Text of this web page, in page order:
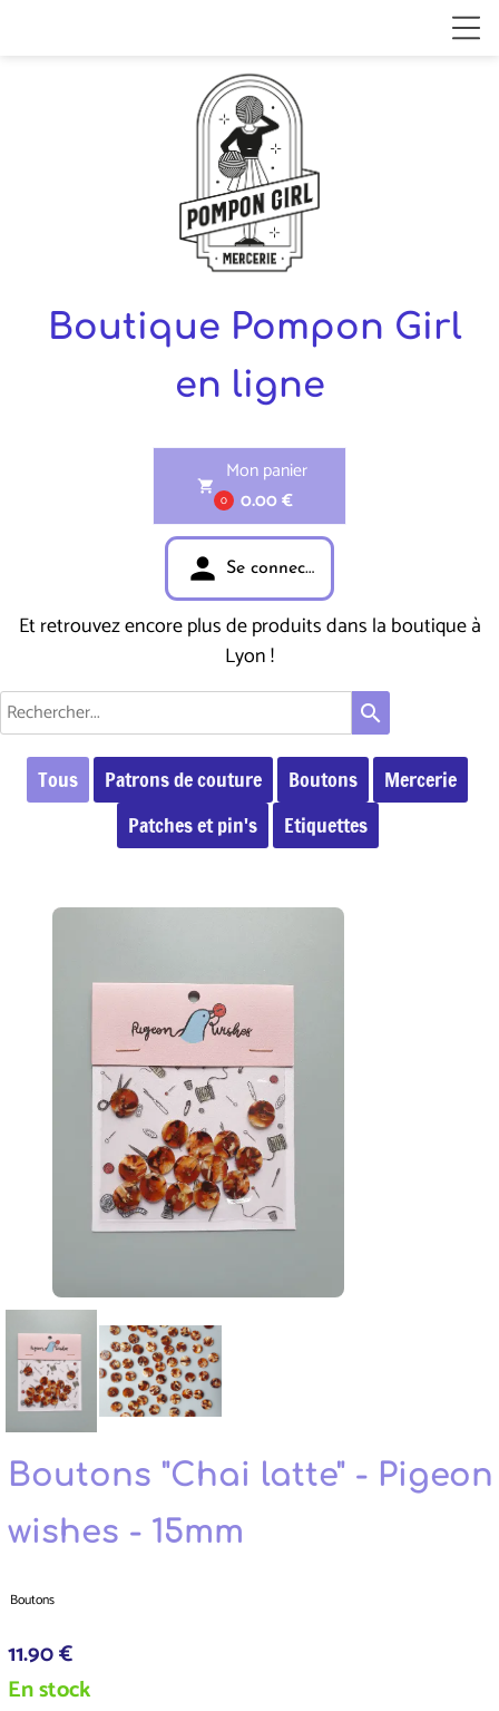
Boutique Pompon Girl
en ligne
shopping_cart
0
Mon panier
0.00 €
person Se connecter
Et retrouvez encore plus de produits dans la boutique à
Lyon !
search
Tous Patrons de couture Boutons
Mercerie
Patches et pin's
Etiquettes
Boutons "Chai latte" - Pigeon
wishes - 15mm
Boutons
11.90 €
En stock